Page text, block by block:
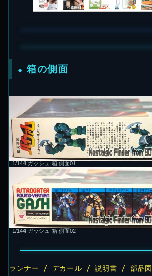
箱の側面
1/144 ガッシュ 箱 側面01
1/144 ガッシュ 箱 側面02
ランナー / デカール / 説明書 / 部品図